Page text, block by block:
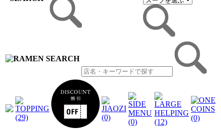
(29)
(0)
(0) (12) (0)